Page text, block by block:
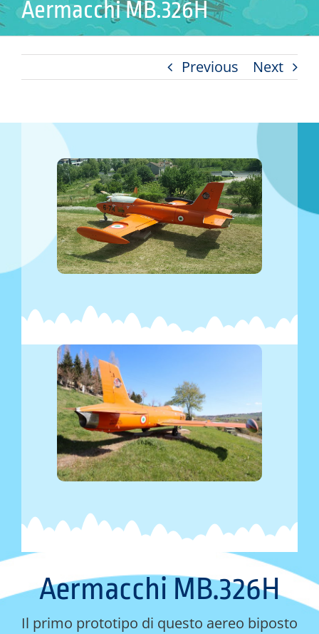
Aermacchi MB.326H
Previous Next
Aermacchi MB.326H
Il primo prototipo di questo aereo biposto